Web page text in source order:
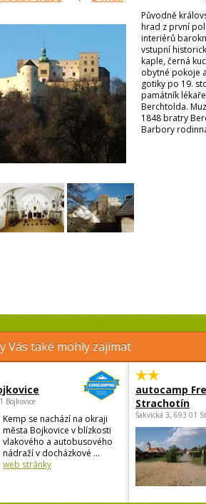
Původně
hrad z první
interiérů
vstupní
kaple, černá
obytné pokoje
gotiky po 19.
památník
Berchtolda.
1848 bratry
Barbory
Vás také mohly zajímat
Bojkovice
Kemp se nachází na okraji
města Bojkovice v blízkosti
vlakového a autobusového
nádraží v docházkové ...
web stránky
autocamp
Strachotín
Šakvická 3, 693 01